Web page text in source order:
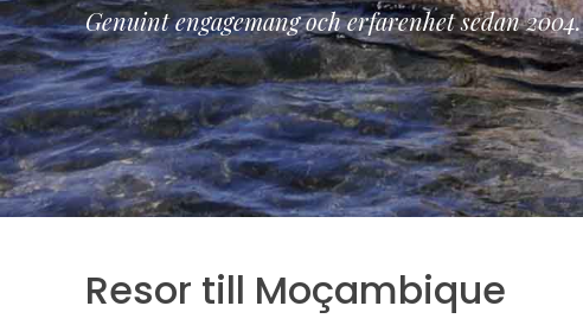
Genuint engagemang och erfarenhet sedan 2004.
Resor till Moçambique